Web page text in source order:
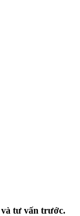
và tư vấn trước.